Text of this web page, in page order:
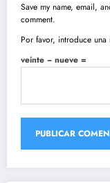
Save my name, email,
comment.
Por favor, introduce
veinte − nueve =